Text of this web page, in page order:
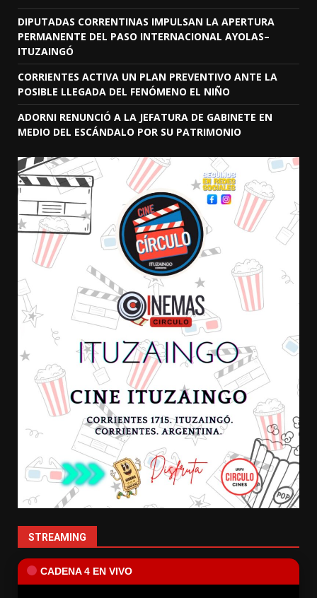
DIPUTADAS CORRENTINAS IMPULSAN LA APERTURA
PERMANENTE DEL PASO INTERNACIONAL AYOLAS–
ITUZAINGÓ
CORRIENTES ACTIVA UN PLAN PREVENTIVO ANTE LA
POSIBLE LLEGADA DEL FENÓMENO EL NIÑO
ADORNI RENUNCIÓ A LA JEFATURA DE GABINETE EN
MEDIO DEL ESCÁNDALO POR SU PATRIMONIO
STREAMING
CADENA 4 EN VIVO